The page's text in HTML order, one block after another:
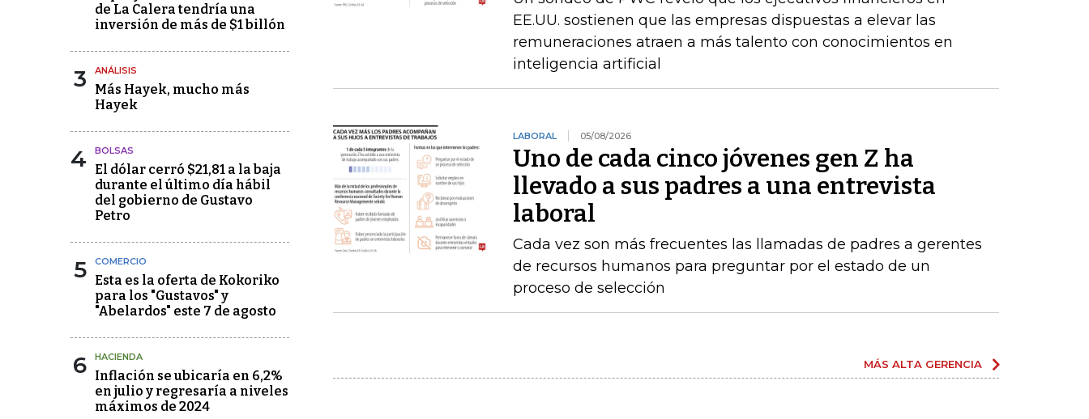
de La Calera tendría una
inversión de más de $1 billón
3 ANÁLISIS
Más Hayek, mucho más
Hayek
4 BOLSAS
El dólar cerró $21,81 a la baja
durante el último día hábil
del gobierno de Gustavo
Petro
5 COMERCIO
Esta es la oferta de Kokoriko
para los "Gustavos" y
"Abelardos" este 7 de agosto
6 HACIENDA
Inflación se ubicaría en 6,2%
en julio y regresaría a niveles
máximos de 2024
EE.UU. sostienen que las empresas dispuestas a elevar las
remuneraciones atraen a más talento con conocimientos en
inteligencia artificial
LABORAL 05/08/2026
Uno de cada cinco jóvenes gen Z ha
llevado a sus padres a una entrevista
laboral
Cada vez son más frecuentes las llamadas de padres a gerentes
de recursos humanos para preguntar por el estado de un
proceso de selección
MÁS ALTA GERENCIA